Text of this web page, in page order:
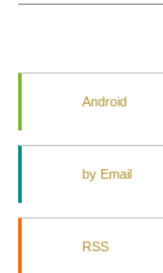
Android
by Email
RSS